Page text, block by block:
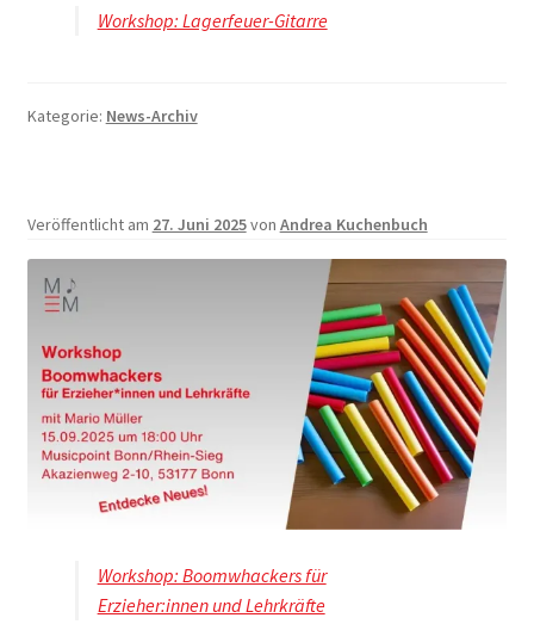
Workshop: Lagerfeuer-Gitarre
Kategorie: News-Archiv
Veröffentlicht am 27. Juni 2025von Andrea Kuchenbuch
Workshop: Boomwhackers für
Erzieher:innen und Lehrkräfte